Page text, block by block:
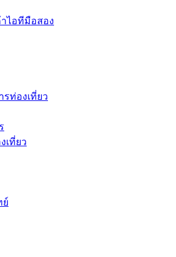
ไอทีมือสอง
รท่องเที่ยว
เที่ยว
ย์